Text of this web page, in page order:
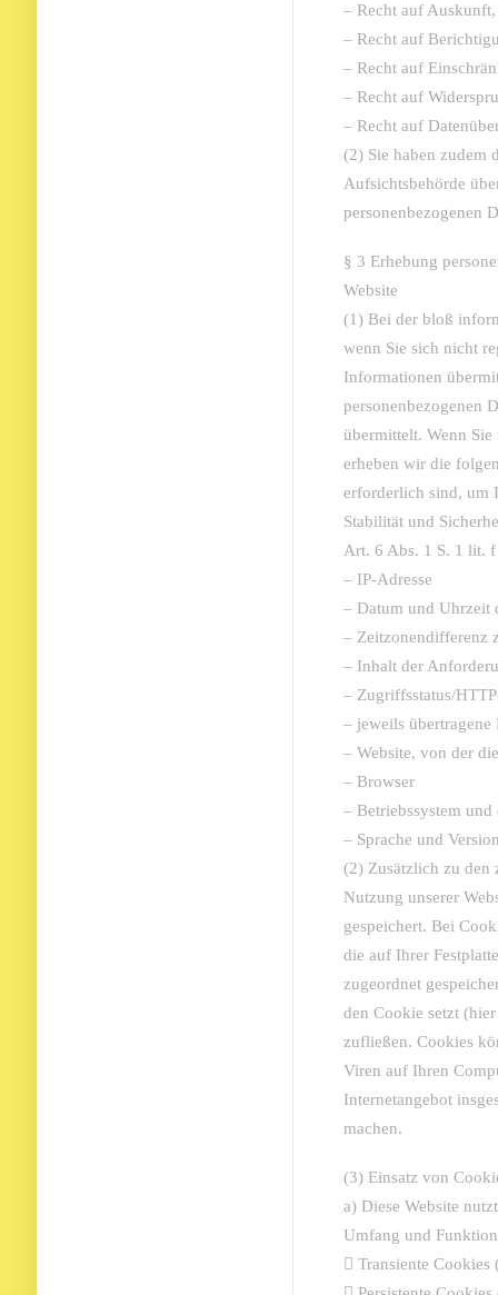
– Recht auf Auskunft,
– Recht auf
– Recht auf
– Recht auf
– Recht auf
(2) Sie haben zudem
Aufsichtsbehörde
personenbezogenen
§ 3 Erhebung
Website
(1) Bei der bloß
wenn Sie sich nicht
Informationen
personenbezogenen
übermittelt. Wenn Sie
erheben wir die
erforderlich sind, um
Stabilität und
Art. 6 Abs. 1 S. 1 lit.
– IP-Adresse
– Datum und Uhrzeit
– Zeitzonendifferenz
– Inhalt der
– Zugriffsstatus/
– jeweils übertragene
– Website, von der
– Browser
– Betriebssystem und
– Sprache und
(2) Zusätzlich zu den
Nutzung unserer
gespeichert. Bei
die auf Ihrer
zugeordnet
den Cookie setzt
zufließen. Cookies
Viren auf Ihren
Internetangebot
machen.
(3) Einsatz von
a) Diese Website
Umfang und
 Transiente Cookies